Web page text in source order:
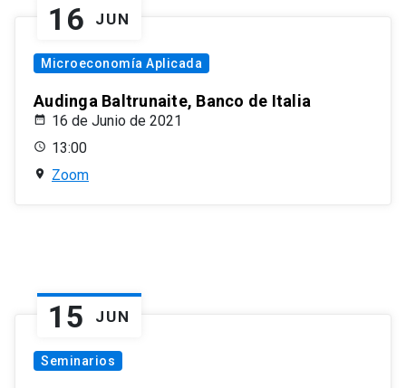
16 JUN
Microeconomía Aplicada
Audinga Baltrunaite, Banco de Italia
16 de Junio de 2021
13:00
Zoom
15 JUN
Seminarios